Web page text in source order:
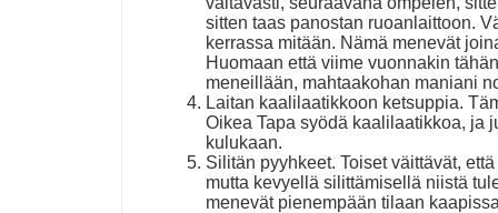
sitten taas panostan ruoanlaittoon.
kerrassa mitään. Nämä menevät
Huomaan että viime vuonnakin
meneillään, mahtaakohan maniani
Laitan kaalilaatikkoon ketsuppia.
Oikea Tapa syödä kaalilaatikkoa, ja
kulukaan.
Silitän pyyhkeet. Toiset väittävät,
mutta kevyellä silittämisellä niistä
menevät pienempään tilaan